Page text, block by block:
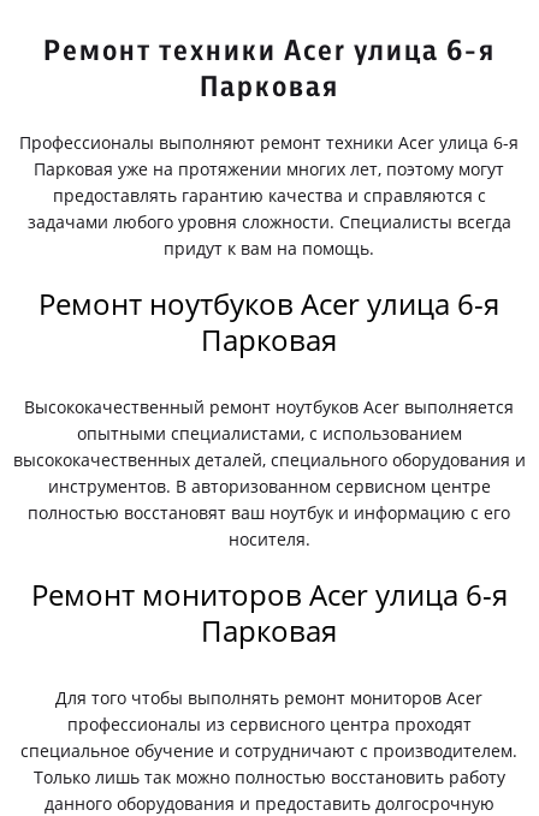
Ремонт техники Acer улица 6-я
Парковая
Профессионалы выполняют ремонт техники Acer улица 6-я
Парковая уже на протяжении многих лет, поэтому могут
предоставлять гарантию качества и справляются с
задачами любого уровня сложности. Специалисты всегда
придут к вам на помощь.
Ремонт ноутбуков Acer улица 6-я
Парковая
Высококачественный ремонт ноутбуков Acer выполняется
опытными специалистами, с использованием
высококачественных деталей, специального оборудования и
инструментов. В авторизованном сервисном центре
полностью восстановят ваш ноутбук и информацию с его
носителя.
Ремонт мониторов Acer улица 6-я
Парковая
Для того чтобы выполнять ремонт мониторов Acer
профессионалы из сервисного центра проходят
специальное обучение и сотрудничают с производителем.
Только лишь так можно полностью восстановить работу
данного оборудования и предоставить долгосрочную